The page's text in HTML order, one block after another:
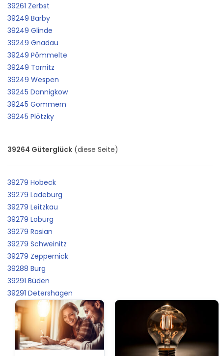
39261 Zerbst
39249 Barby
39249 Glinde
39249 Gnadau
39249 Pömmelte
39249 Tornitz
39249 Wespen
39245 Dannigkow
39245 Gommern
39245 Plötzky
39264 Güterglück (diese Seite)
39279 Hobeck
39279 Ladeburg
39279 Leitzkau
39279 Loburg
39279 Rosian
39279 Schweinitz
39279 Zeppernick
39288 Burg
39291 Büden
39291 Detershagen